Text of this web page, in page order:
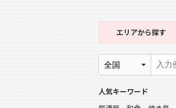
エリアから探す
人気キーワード